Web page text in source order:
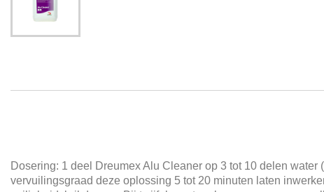
Dosering: 1 deel Dreumex Alu Cleaner op 3 tot 10 delen
vervuilingsgraad deze oplossing 5 tot 20 minuten laten